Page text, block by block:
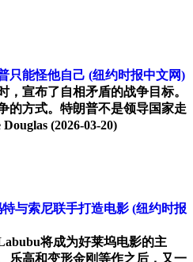
只能怪他自己 (纽约时报中文网)
，宣布了自相矛盾的战争目标。
的方式。特朗普不是领导国家走
(2026-03-20)
与索尼联手打造电影 (纽约时报
将成为好莱坞电影的主
乐高和变形金刚等作之后，又一